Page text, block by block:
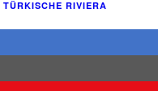
TÜRKISCHE RIVIERA